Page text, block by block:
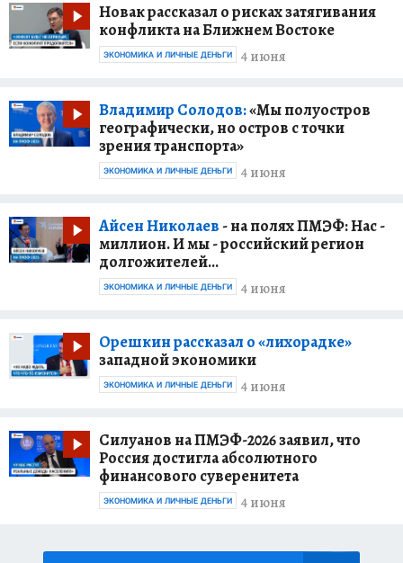
Новак рассказал о рисках затягивания
конфликта на Ближнем Востоке
4 июня
ЭКОНОМИКА И ЛИЧНЫЕ ДЕНЬГИ
Владимир Солодов:«Мы полуостров
географически, но остров с точки
зрения транспорта»
4 июня
ЭКОНОМИКА И ЛИЧНЫЕ ДЕНЬГИ
Айсен Николаев - на полях ПМЭФ: Нас -
миллион. И мы - российский регион
долгожителей…
4 июня
ЭКОНОМИКА И ЛИЧНЫЕ ДЕНЬГИ
Орешкин рассказал о «лихорадке»
западной экономики
4 июня
ЭКОНОМИКА И ЛИЧНЫЕ ДЕНЬГИ
Силуанов на ПМЭФ-2026 заявил, что
Россия достигла абсолютного
финансового суверенитета
4 июня
ЭКОНОМИКА И ЛИЧНЫЕ ДЕНЬГИ